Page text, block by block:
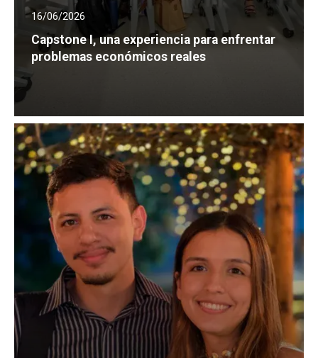
16/06/2026
Capstone I, una experiencia para enfrentar
problemas económicos reales